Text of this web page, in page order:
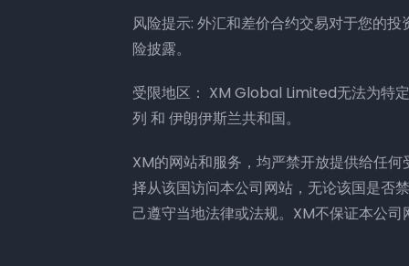
风险提示: 外汇和差价合约交易对于您的
险披露。
受限地区： XM Global Limited无法为特
列 和 伊朗伊斯兰共和国。
XM的网站和服务，均严禁开放提供给任
择从该国访问本公司网站，无论该国是否
己遵守当地法律或法规。XM不保证本公